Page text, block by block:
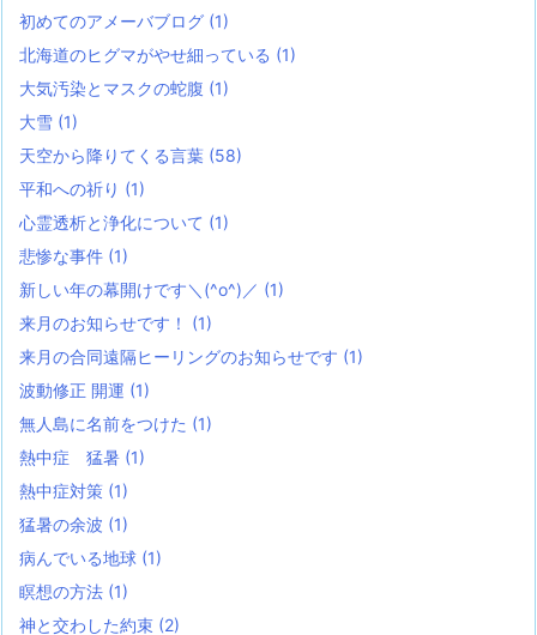
初めてのアメーバブログ (1)
北海道のヒグマがやせ細っている (1)
大気汚染とマスクの蛇腹 (1)
大雪 (1)
天空から降りてくる言葉 (58)
平和への祈り (1)
心霊透析と浄化について (1)
悲惨な事件 (1)
新しい年の幕開けです＼(^o^)／ (1)
来月のお知らせです！ (1)
来月の合同遠隔ヒーリングのお知らせです (1)
波動修正 開運 (1)
無人島に名前をつけた (1)
熱中症 猛暑 (1)
熱中症対策 (1)
猛暑の余波 (1)
病んでいる地球 (1)
瞑想の方法 (1)
神と交わした約束 (2)